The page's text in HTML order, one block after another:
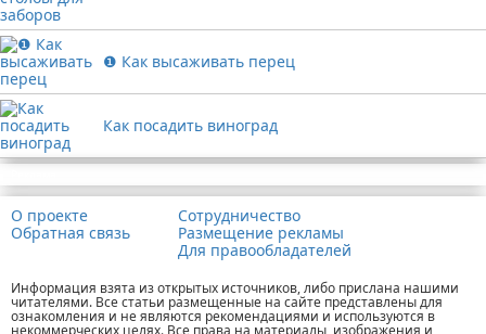
❶ Как высаживать перец
Как посадить виноград
О проекте
Обратная связь
Сотрудничество
Размещение рекламы
Для правообладателей
Информация взята из открытых источников, либо прислана нашими
читателями. Все статьи размещенные на сайте представлены для
ознакомления и не являются рекомендациями и используются в
некоммерческих целях. Все права на материалы, изображения и